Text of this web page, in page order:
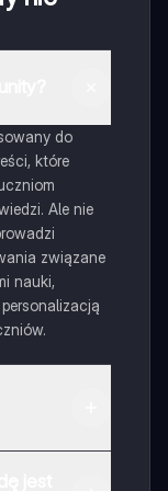
do
które
Ale nie
związane
nauki,